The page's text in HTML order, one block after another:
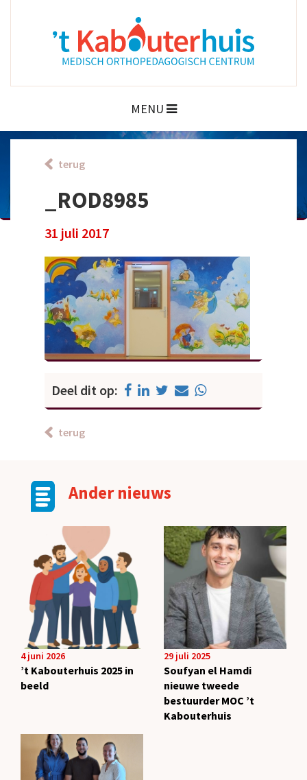
MENU
terug
_ROD8985
31 juli 2017
Deel dit op:
terug
Ander nieuws
4 juni 2026
’t Kabouterhuis 2025 in
beeld
29 juli 2025
Soufyan el Hamdi
nieuwe tweede
bestuurder MOC ’t
Kabouterhuis